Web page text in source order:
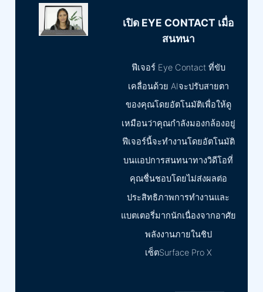
เปิด EYE CONTACT เมื่อ
สนทนา
ฟีเจอร์ Eye Contact ที่ขับ
เคลื่อนด้วย AIจะปรับสายตา
ของคุณโดยอัตโนมัติเพื่อให้ดู
เหมือนว่าคุณกำลังมองกล้องอยู่
ฟีเจอร์นี้จะทำงานโดยอัตโนมัติ
บนแอปการสนทนาทางวิดีโอที่
คุณชื่นชอบโดยไม่ส่งผลต่อ
ประสิทธิภาพการทำงานและ
แบตเตอรี่มากนักเนื่องจากอาศัย
พลังงานภายในชิป
เซ็ตSurface Pro X